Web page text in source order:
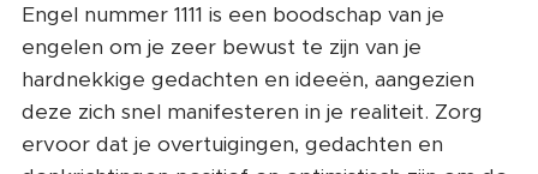
Engel nummer 1111 is een boodschap van je
engelen om je zeer bewust te zijn van je
hardnekkige gedachten en ideeën, aangezien
deze zich snel manifesteren in je realiteit. Zorg
ervoor dat je overtuigingen, gedachten en